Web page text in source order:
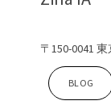
〒150-0041
Z BLOG